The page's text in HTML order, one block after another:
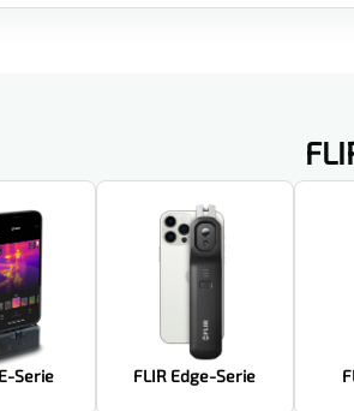
Serie FLIR Edge-Serie